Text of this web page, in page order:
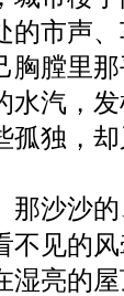
市声
膛里那
水汽，
独，
沙沙
见的
亮的